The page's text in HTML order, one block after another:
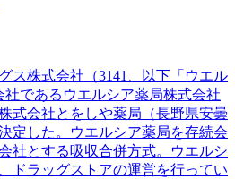
ス株式会社（3141、以下「ウエル
であるウエルシア薬局株式会社
式会社とをしや薬局（長野県安曇
定した。ウエルシア薬局を存続会
社とする吸収合併方式。ウエルシ
ドラッグストアの運営を行ってい